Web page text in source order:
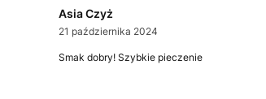
Asia Czyż
21 października 2024
Smak dobry! Szybkie pieczenie